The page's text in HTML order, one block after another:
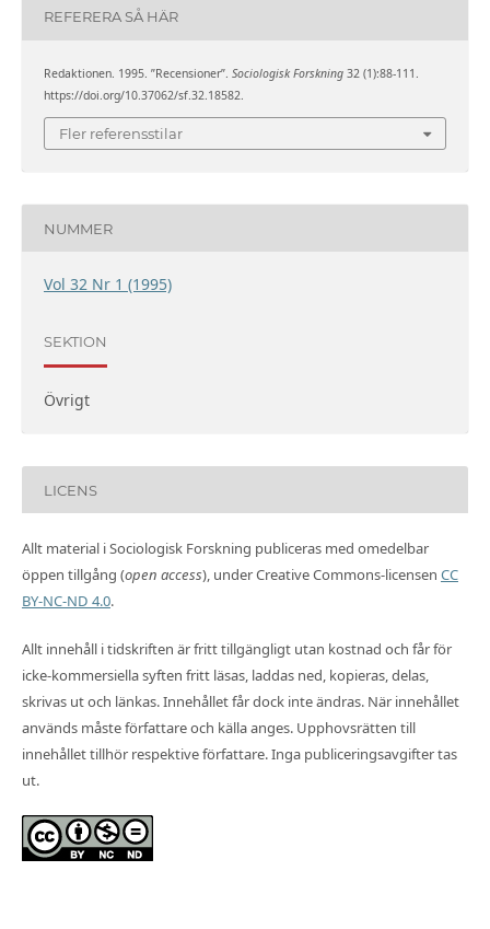
REFERERA SÅ HÄR
Redaktionen. 1995. ”Recensioner”. Sociologisk Forskning32 (1):88-111.
https://doi.org/10.37062/sf.32.18582.
Fler referensstilar
NUMMER
Vol 32 Nr 1 (1995)
SEKTION
Övrigt
LICENS
Allt material i Sociologisk Forskning publiceras med omedelbar
öppen tillgång (open access), under Creative Commons-licensen CC
BY-NC-ND 4.0.
Allt innehåll i tidskriften är fritt tillgängligt utan kostnad och får för
icke-kommersiella syften fritt läsas, laddas ned, kopieras, delas,
skrivas ut och länkas. Innehållet får dock inte ändras. När innehållet
används måste författare och källa anges. Upphovsrätten till
innehållet tillhör respektive författare. Inga publiceringsavgifter tas
ut.